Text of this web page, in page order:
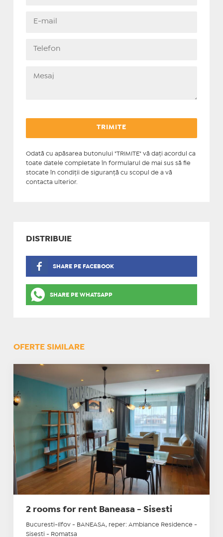
Odată cu apăsarea butonului "TRIMITE" vă daţi acordul ca
toate datele completate în formularul de mai sus să fie
stocate în condiţii de siguranţă cu scopul de a vă
contacta ulterior.
DISTRIBUIE
SHARE PE FACEBOOK
SHARE PE WHATSAPP
OFERTE SIMILARE
2 rooms for rent Baneasa - Sisesti
Bucuresti-Ilfov - BANEASA, reper: Ambiance Residence -
Sisesti - Romatsa